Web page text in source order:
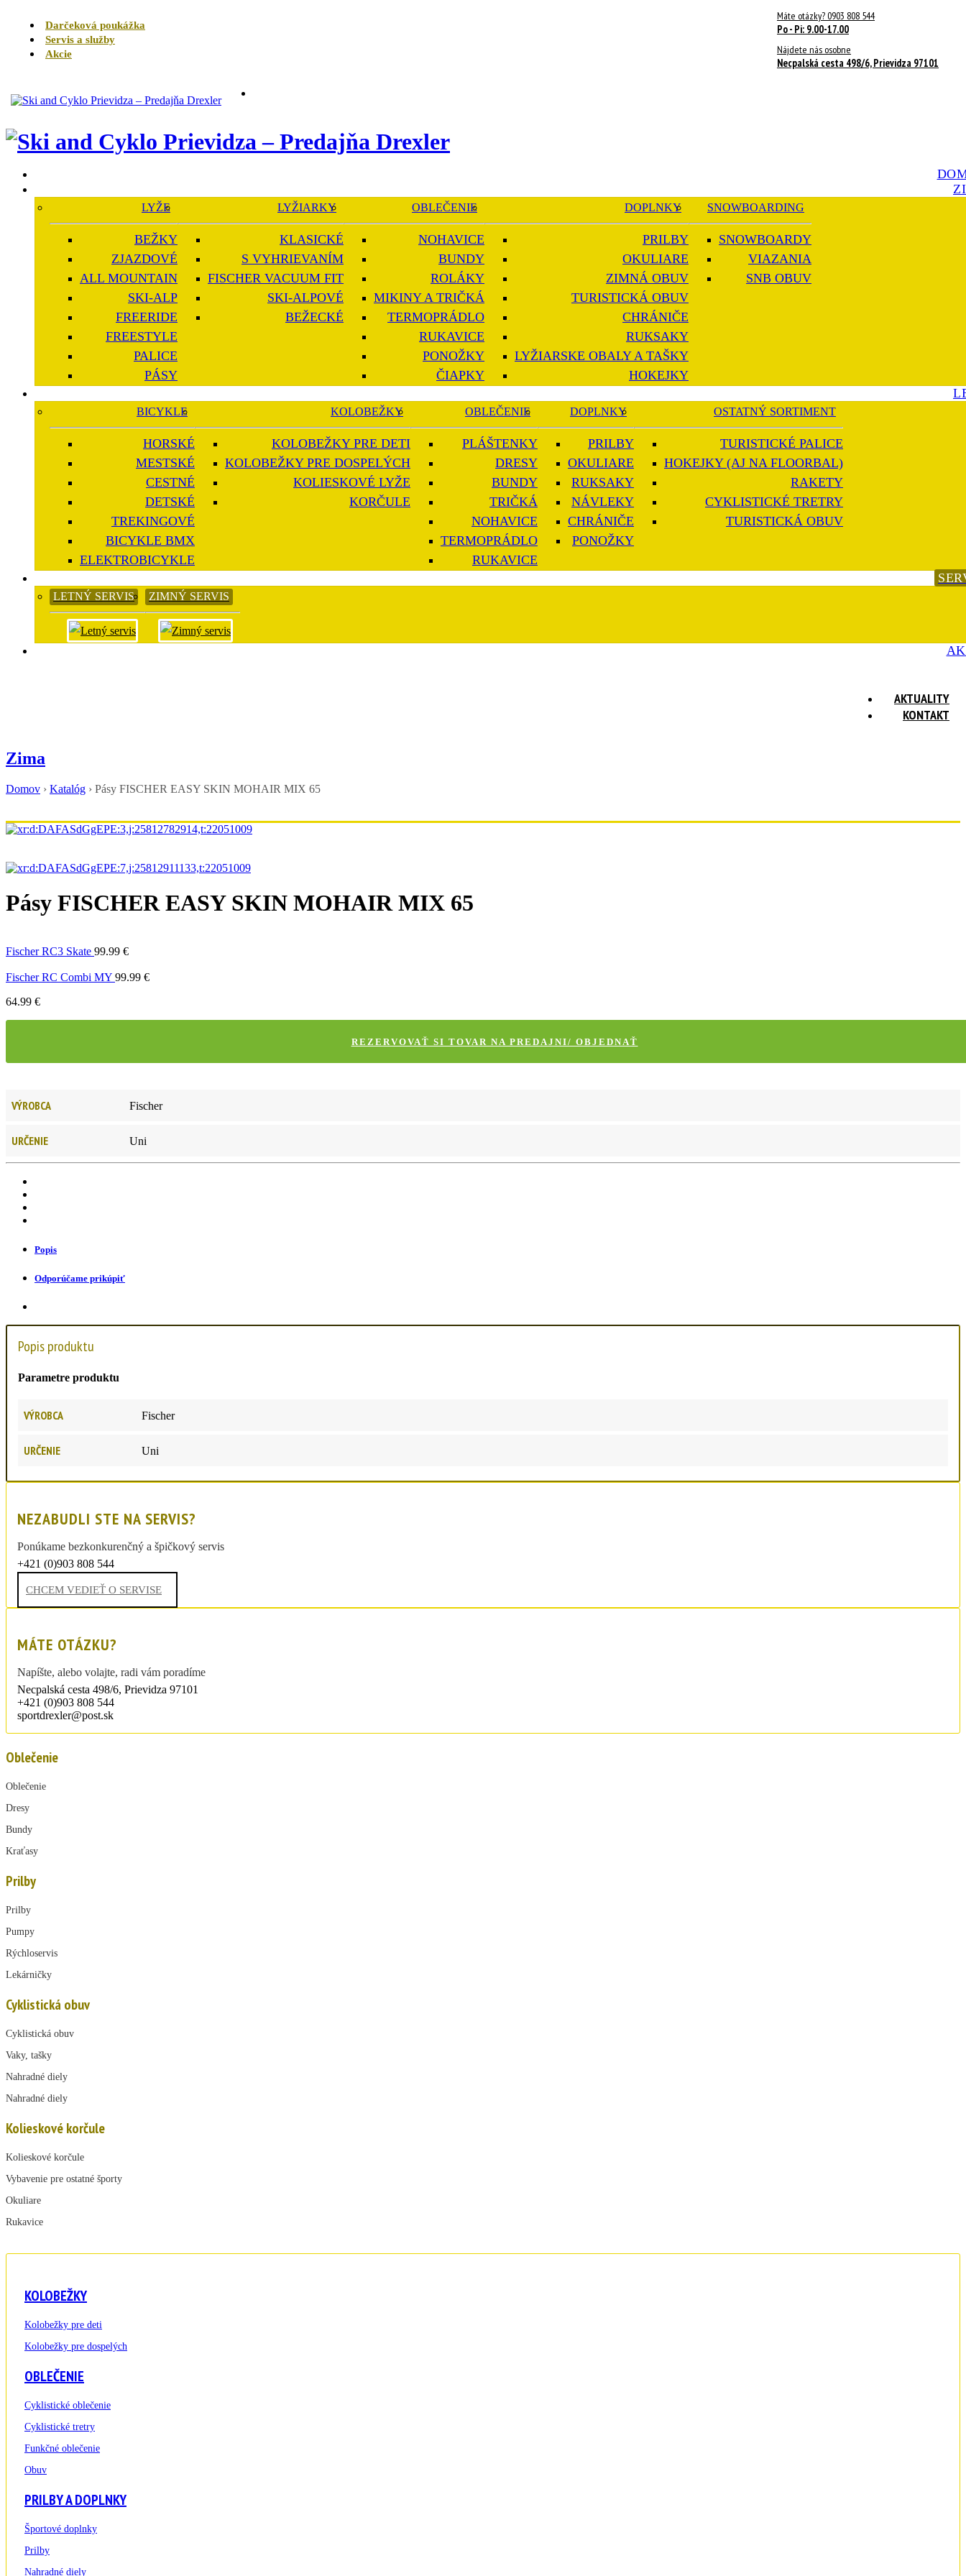
Darčeková poukážka
Servis a služby
Akcie
Máte otázky? 0903 808 544
Po - Pi: 9.00-17.00
Nájdete nás osobne
Necpalská cesta 498/6, Prievidza 97101
LYŽE
BEŽKY
ZJAZDOVÉ
ALL MOUNTAIN
SKI-ALP
FREERIDE
FREESTYLE
PALICE
PÁSY
LYŽIARKY
KLASICKÉ
S VYHRIEVANÍM
FISCHER VACUUM FIT
SKI-ALPOVÉ
BEŽECKÉ
OBLEČENIE
NOHAVICE
BUNDY
ROLÁKY
MIKINY A TRIČKÁ
TERMOPRÁDLO
RUKAVICE
PONOŽKY
ČIAPKY
DOPLNKY
PRILBY
OKULIARE
ZIMNÁ OBUV
TURISTICKÁ OBUV
CHRÁNIČE
RUKSAKY
LYŽIARSKE OBALY A TAŠKY
HOKEJKY
SNOWBOARDING
SNOWBOARDY
VIAZANIA
SNB OBUV
BICYKLE
HORSKÉ
MESTSKÉ
CESTNÉ
DETSKÉ
TREKINGOVÉ
BICYKLE BMX
ELEKTROBICYKLE
KOLOBEŽKY
KOLOBEŽKY PRE DETI
KOLOBEŽKY PRE DOSPELÝCH
KOLIESKOVÉ LYŽE
KORČULE
OBLEČENIE
PLÁŠTENKY
DRESY
BUNDY
TRIČKÁ
NOHAVICE
TERMOPRÁDLO
RUKAVICE
DOPLNKY
PRILBY
OKULIARE
RUKSAKY
NÁVLEKY
CHRÁNIČE
PONOŽKY
OSTATNÝ SORTIMENT
TURISTICKÉ PALICE
HOKEJKY (AJ NA FLOORBAL)
RAKETY
CYKLISTICKÉ TRETRY
TURISTICKÁ OBUV
LETNÝ SERVIS ZIMNÝ SERVIS
AKTUALITY
KONTAKT
Zima
Domov › Katalóg › Pásy FISCHER EASY SKIN MOHAIR MIX 65
Pásy FISCHER EASY SKIN MOHAIR MIX 65
Fischer RC3 Skate 99.99 €
Fischer RC Combi MY 99.99 €
64.99 €
REZERVOVAŤ SI TOVAR NA PREDAJNI/ OBJEDNAŤ
VÝROBCA Fischer
URČENIE Uni
Popis
Odporúčame prikúpiť
Popis produktu
Parametre produktu
VÝROBCA Fischer
URČENIE Uni
NEZABUDLI STE NA SERVIS?
Ponúkame bezkonkurenčný a špičkový servis
+421 (0)903 808 544
sportdrexler@post.sk
CHCEM VEDIEŤ O SERVISE
MÁTE OTÁZKU?
Napíšte, alebo volajte, radi vám poradíme
Necpalská cesta 498/6, Prievidza 97101
+421 (0)903 808 544
sportdrexler@post.sk
Oblečenie
Oblečenie
Dresy
Bundy
Kraťasy
Prilby
Prilby
Pumpy
Rýchloservis
Lekárničky
Cyklistická obuv
Cyklistická obuv
Vaky, tašky
Nahradné diely
Nahradné diely
Kolieskové korčule
Kolieskové korčule
Vybavenie pre ostatné športy
Okuliare
Rukavice
KOLOBEŽKY
Kolobežky pre deti
Kolobežky pre dospelých
OBLEČENIE
Cyklistické oblečenie
Cyklistické tretry
Funkčné oblečenie
Obuv
PRILBY A DOPLNKY
Športové doplnky
Prilby
Nahradné diely